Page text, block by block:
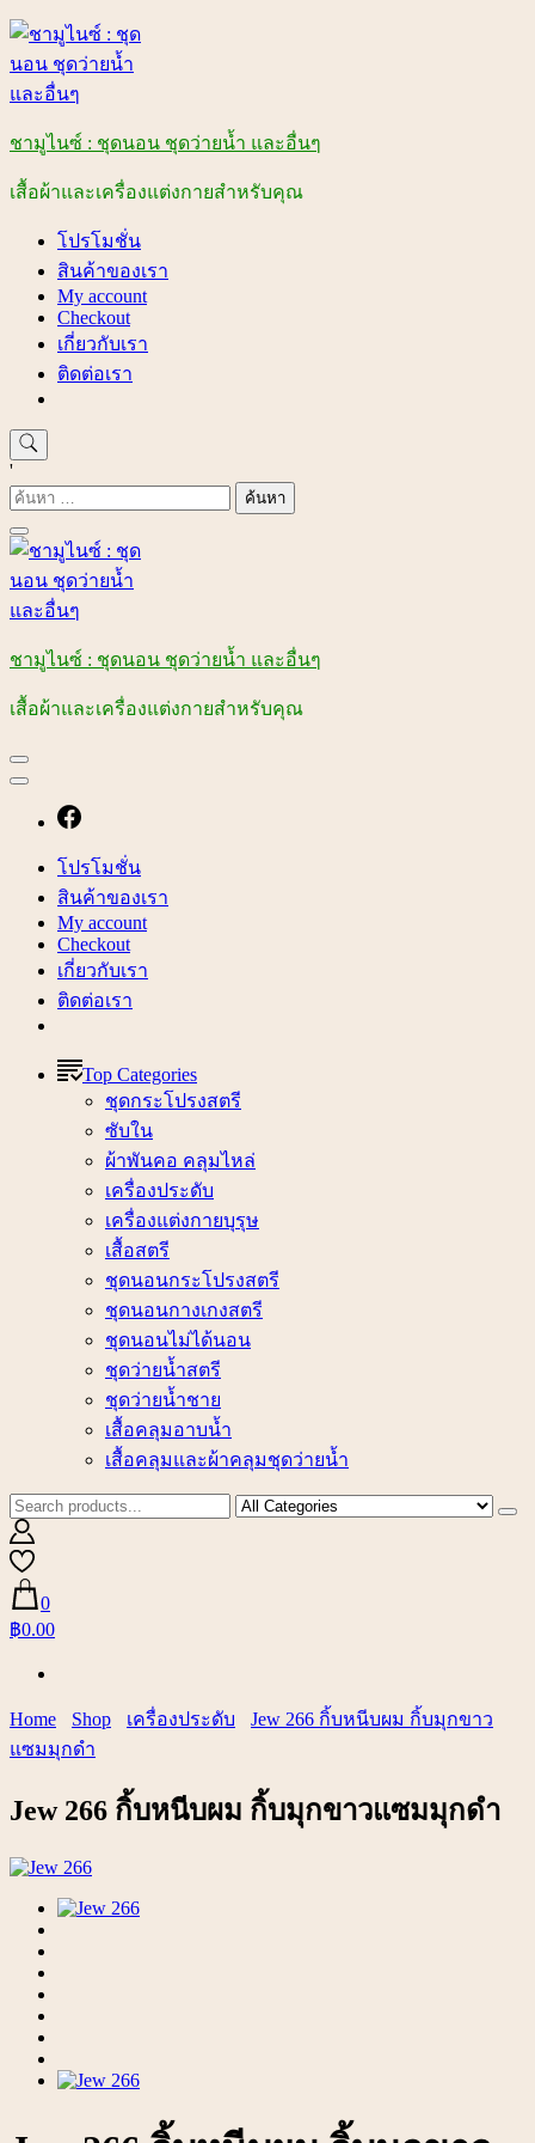
Skip
content
ชามูไนซ์ : ชุดนอน ชุดว่ายน้ำ และอื่นๆ
เสื้อผ้าและเครื่องแต่งกายสำหรับคุณ
โปรโมชั่น
สินค้าของเรา
My account
Checkout
เกี่ยวกับเรา
ติดต่อเรา
'
ค้นหา
สำหรับ:
ชามูไนซ์ : ชุดนอน ชุดว่ายน้ำ และอื่นๆ
เสื้อผ้าและเครื่องแต่งกายสำหรับคุณ
โปรโมชั่น
สินค้าของเรา
My account
Checkout
เกี่ยวกับเรา
ติดต่อเรา
Top Categories
ชุดกระโปรงสตรี
ซับใน
ผ้าพันคอ คลุมไหล่
เครื่องประดับ
เครื่องแต่งกายบุรุษ
เสื้อสตรี
ชุดนอนกระโปรงสตรี
ชุดนอนกางเกงสตรี
ชุดนอนไม่ได้นอน
ชุดว่ายน้ำสตรี
ชุดว่ายน้ำชาย
เสื้อคลุมอาบน้ำ
เสื้อคลุมและผ้าคลุมชุดว่ายน้ำ
0
฿0.00
Home Shop เครื่องประดับ
Jew 266 กิ้บหนีบผม กิ้บมุกขาว
แซมมุกดำ
Jew 266 กิ้บหนีบผม กิ้บมุกขาวแซมมุกดำ